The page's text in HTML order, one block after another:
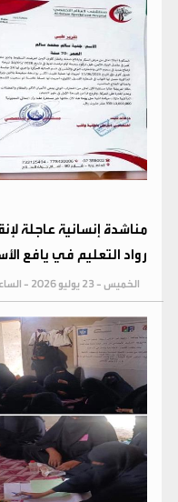
مناشدة إنسانية عاجلة
رواد التعليم في يافع
الخميس - 23 يوليو 2026 - الساعة 10:10 م